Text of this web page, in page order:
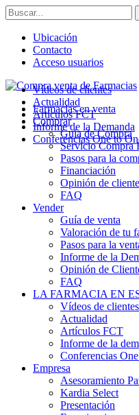
Ubicación
Contacto
Acceso usuarios
Farmacias en venta
Comprar
Guía de Compra
Servicio Compra
Pasos para la
Financiación
Opinión de
FAQ
Vender
Guía de venta
Valoración de tu
Pasos para la
Informe de la
Opinión de
FAQ
LA FARMACIA EN
Vídeos de clientes
Actualidad
Artículos FCT
Informe de la
Conferencias
Empresa
Asesoramiento
Kardia Select
Presentación
Vídeos de clientes
Actualidad
Artículos FCT
Informe de la Demanda
Conferencias One to